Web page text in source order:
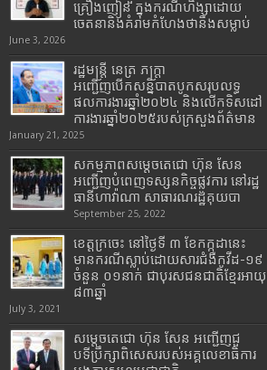
គ្រឿងញៀន ក្នុងករណីហិង្សាដោយ
ចេតនានិងគំរាមកំហែងថានឹងសម្លាប់
June 3, 2026
រដ្ឋមន្រ្តី​ នេត្រ​ ភក្ត្រា​
អញ្ជើញបើកសន្និបាតបូកសរុបលទ្ធ
ផលការងារឆ្នាំ២០២៤ និងលើកទិសដៅ
ការងារឆ្នាំ២០២៥របស់​ក្រសួង​ព័ត៌មាន​
January 21, 2025
សកម្មភាពសម្តេចតេជោ ហ៊ុន សែន
អញ្ជើញបំពេញទស្សនកិច្ចផ្លូវការ នៅរដ្ឋ
ធានីហាវ៉ាណា សាធារណរដ្ឋគុយបា
September 25, 2022
ខេត្តក្រចេះ នៅថ្ងៃទី ៣ ខែកក្កដានេះ
មានករណីស្លាប់ដោយសារជំងឺកូវីដ-១៩
ចំនួន ០១នាក់ ជាបុរសជនជាតិខ្មែរអាយុ
៨៣ឆ្នាំ
July 3, 2021
សម្តេចតេជោ ហ៊ុន សែន អញ្ជើញជួ
បទីប្រឹក្សាពិសេសរបស់អគ្គលេខាធិការ